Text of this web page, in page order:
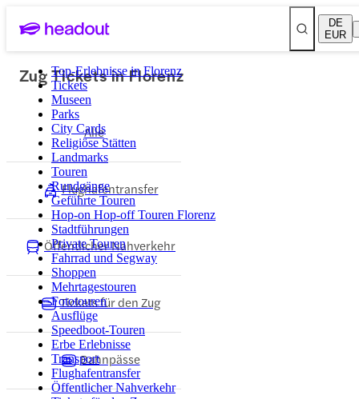
DE
EUR
Top-Erlebnisse in Florenz
Tickets
Museen
Parks
City Cards
Religiöse Stätten
Landmarks
Touren
Rundgänge
Geführte Touren
Hop-on Hop-off Touren Florenz
Stadtführungen
Private Touren
Fahrrad und Segway
Shoppen
Mehrtagestouren
Fototouren
Ausflüge
Speedboot-Touren
Erbe Erlebnisse
Transport
Flughafentransfer
Öffentlicher Nahverkehr
Zug Tickets in Florenz
Alle
Flughafentransfer
Öffentlicher Nahverkehr
Tickets für den Zug
Bahnpässe